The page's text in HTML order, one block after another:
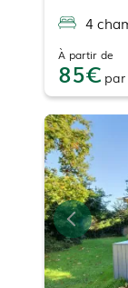
4
À partir de
85 par